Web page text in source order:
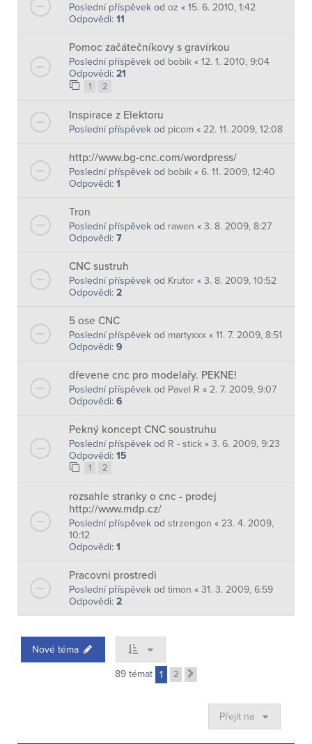
Poslední příspěvek od oz « 15. 6. 2010, 1:42
Odpovědi: 11
Pomoc začátečníkovy s gravírkou
Poslední příspěvek od bobik « 12. 1. 2010, 9:04
Odpovědi: 21
1 2
Inspirace z Elektoru
Poslední příspěvek od picom « 22. 11. 2009, 12:08
http://www.bg-cnc.com/wordpress/
Poslední příspěvek od bobik « 6. 11. 2009, 12:40
Odpovědi: 1
Tron
Poslední příspěvek od rawen « 3. 8. 2009, 8:27
Odpovědi: 7
CNC sustruh
Poslední příspěvek od Krutor « 3. 8. 2009, 10:52
Odpovědi: 2
5 ose CNC
Poslední příspěvek od martyxxx « 11. 7. 2009, 8:51
Odpovědi: 9
dřevene cnc pro modelařy. PEKNE!
Poslední příspěvek od Pavel R « 2. 7. 2009, 9:07
Odpovědi: 6
Pekný koncept CNC soustruhu
Poslední příspěvek od R - stick « 3. 6. 2009, 9:23
Odpovědi: 15
1 2
rozsahle stranky o cnc - prodej
http://www.mdp.cz/
Poslední příspěvek od strzengon « 23. 4. 2009,
10:12
Odpovědi: 1
Pracovni prostredi
Poslední příspěvek od timon « 31. 3. 2009, 6:59
Odpovědi: 2
Nové téma
89 témat 1 2
Přejít na